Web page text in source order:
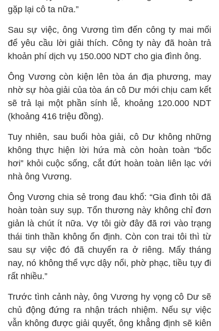
gặp lại cô ta nữa.”
Sau sự việc, ông Vương tìm đến công ty mai mối
để yêu cầu lời giải thích. Công ty này đã hoàn trả
khoản phí dịch vụ 150.000 NDT cho gia đình ông.
Ông Vương còn kiện lên tòa án địa phương, may
nhờ sự hòa giải của tòa án cô Dư mới chịu cam kết
sẽ trả lại một phần sính lễ, khoảng 120.000 NDT
(khoảng 416 triệu đồng).
Tuy nhiên, sau buổi hòa giải, cô Dư không những
không thực hiện lời hứa mà còn hoàn toàn “bốc
hơi” khỏi cuộc sống, cắt đứt hoàn toàn liên lạc với
nhà ông Vương.
Ông Vương chia sẻ trong đau khổ: “Gia đình tôi đã
hoàn toàn suy sụp. Tổn thương này không chỉ đơn
giản là chút ít nữa. Vợ tôi giờ đây đã rơi vào trạng
thái tinh thần không ổn định. Còn con trai tôi thì từ
sau sự việc đó đã chuyển ra ở riêng. Mấy tháng
nay, nó không thể vực dậy nổi, phờ phạc, tiều tụy đi
rất nhiều.”
Trước tình cảnh này, ông Vương hy vọng cô Dư sẽ
chủ động đứng ra nhận trách nhiệm. Nếu sự việc
vẫn không được giải quyết, ông khẳng định sẽ kiên